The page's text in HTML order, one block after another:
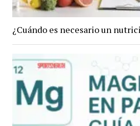
¿Cuándo es necesario un